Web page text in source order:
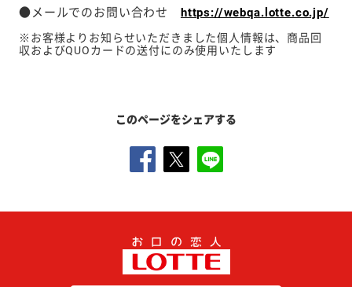
●メールでのお問い合わせ https://webqa.lotte.co.jp/
※お客様よりお知らせいただきました個人情報は、商品回
収およびQUOカードの送付にのみ使用いたします
このページをシェアする